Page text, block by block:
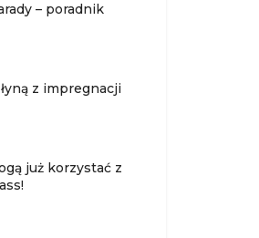
– poradnik
z impregnacji
już korzystać z